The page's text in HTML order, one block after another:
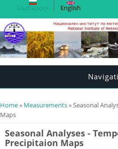
Български English
You are here
Home» Measurements» Seasonal
Maps
Seasonal Analyses -
Precipitaion Maps